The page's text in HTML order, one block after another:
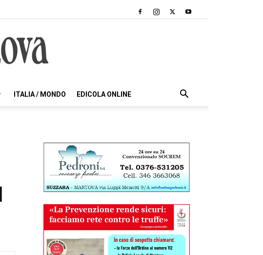
ITALIA / MONDO EDICOLA ONLINE